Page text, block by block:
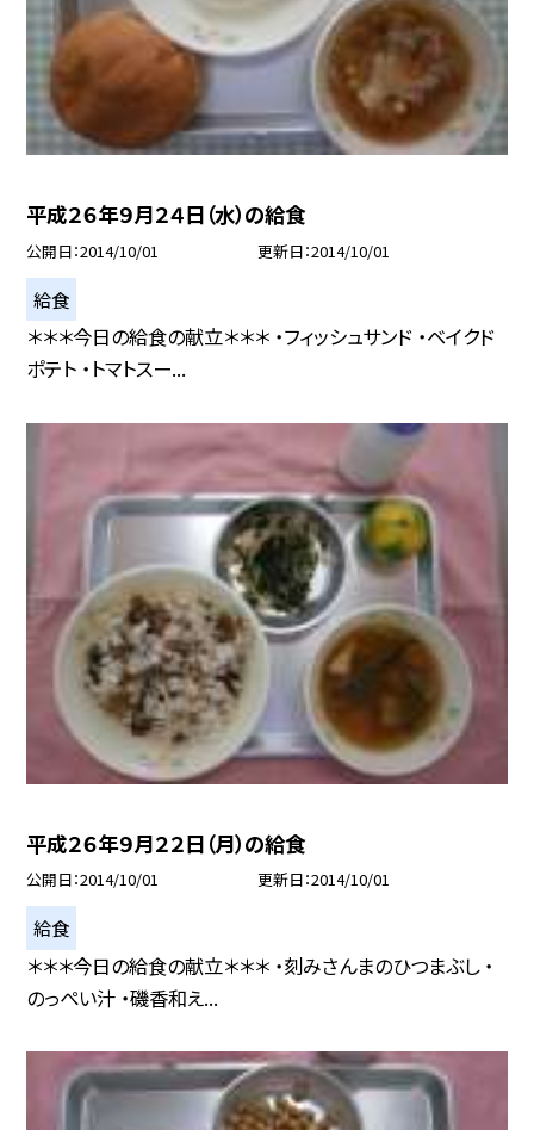
平成２６年９月２４日（水）の給食
公開日 2014/10/01 更新日 2014/10/01
給食
＊＊＊今日の給食の献立＊＊＊ ・フィッシュサンド ・ベイクド
ポテト ・トマトスー...
平成２６年９月２２日（月）の給食
公開日 2014/10/01 更新日 2014/10/01
給食
＊＊＊今日の給食の献立＊＊＊ ・刻みさんまのひつまぶし ・
のっぺい汁 ・磯香和え...